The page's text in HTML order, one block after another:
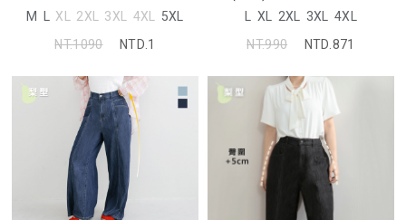
M L XL 2XL 3XL 4XL 5XL
NT.1090
NTD.1
L XL 2XL 3XL 4XL
NT.990
NTD.871